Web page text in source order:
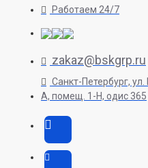
Работаем 24/7
zakaz@bskgrp.ru
Санкт-Петербург,
А, помещ. 1-H, одис 365